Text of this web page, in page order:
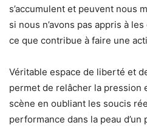
s’accumulent et peuvent nous
si nous n’avons pas appris à
ce que contribue à faire une
Véritable espace de liberté et
permet de relâcher la pression
scène en oubliant les soucis
performance dans la peau